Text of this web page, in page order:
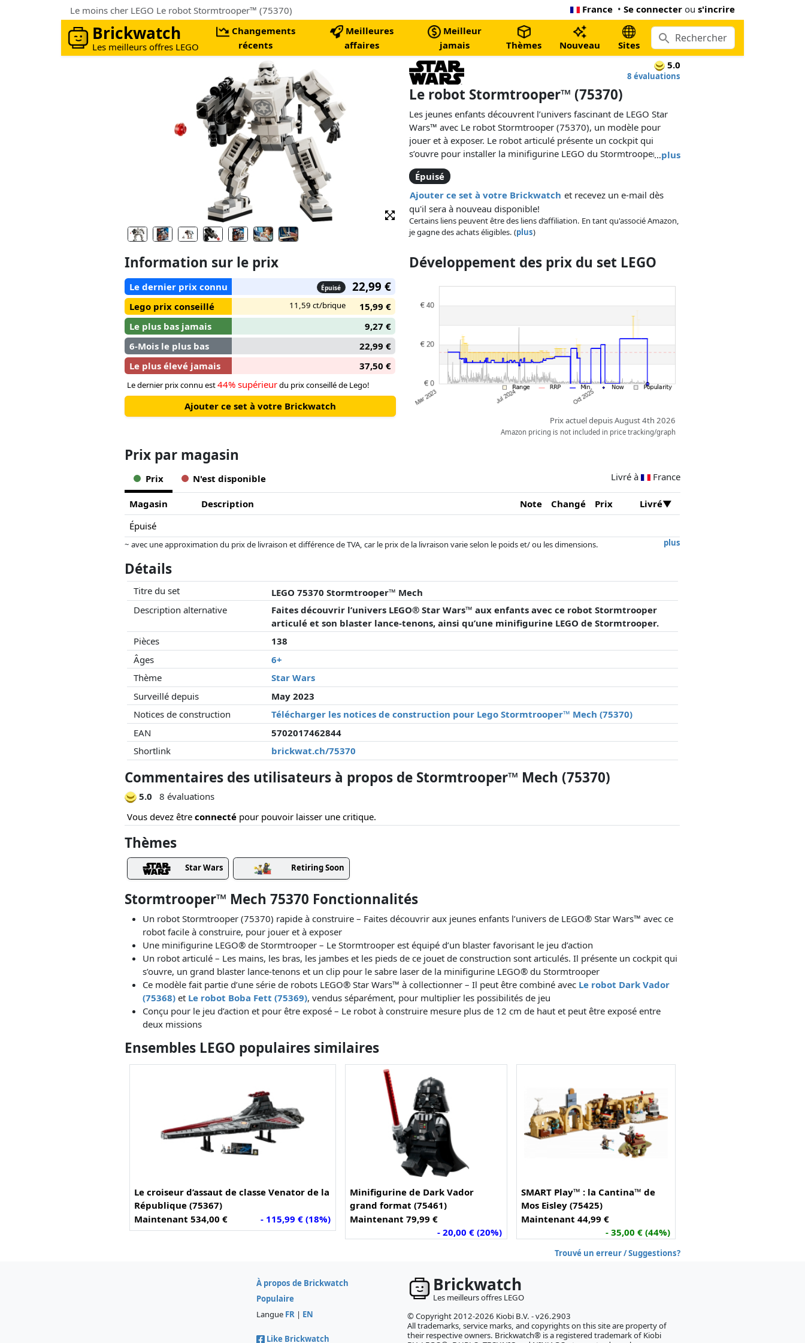
Le moins cher LEGO Le robot Stormtrooper™ (75370) France • Se connecter ou s'incrire
Brickwatch
Les meilleurs offres LEGO
Changements
récents
Meilleures
affaires
Meilleur
jamais
Thèmes Nouveau
Sites
5.0
8 évaluations
Le robot Stormtrooper™ (75370)
…plus
Les jeunes enfants découvrent l’univers fascinant de LEGO Star
Wars™ avec Le robot Stormtrooper (75370), un modèle pour
jouer et à exposer. Le robot articulé présente un cockpit qui
s’ouvre pour installer la minifigurine LEGO du Stormtrooper, un
clip pour son blaster et des mains articulées qui peuvent tenir le
gros blaster lance-tenons.
Épuisé
Ajouter ce set à votre Brickwatch et recevez un e-mail dès
qu'il sera à nouveau disponible!
Certains liens peuvent être des liens d’affiliation. En tant qu'associé Amazon,
je gagne des achats éligibles. (plus)
Information sur le prix
Le dernier prix connu Épuisé 22,99 €
Lego prix conseillé 11,59 ct/brique
15,99 €
Le plus bas jamais
9,27 €
6-Mois le plus bas
22,99 €
Le plus élevé jamais
37,50 €
Le dernier prix connu est44% supérieurdu prix conseillé de Lego!
Ajouter ce set à votre Brickwatch
Développement des prix du set LEGO
Prix actuel depuis August 4th 2026
Amazon pricing is not included in price tracking/graph
Prix ​​par magasin
Prix N'est disponible Livré à France
Magasin Description Note Changé Prix
Livré
Épuisé
plus
~ avec une approximation du prix de livraison et différence de TVA, car le prix de la livraison varie selon le poids et/ ou les dimensions.
aucune influence sur celui-ci. Ce n'est qu'à prix égaux que les réalisations historiques peuvent influencer l'ordre.
Détails
Titre du set
LEGO 75370 Stormtrooper™ Mech
Description alternative
Faites découvrir l’univers LEGO® Star Wars™ aux enfants avec ce robot Stormtrooper
articulé et son blaster lance-tenons, ainsi qu’une minifigurine LEGO de Stormtrooper.
Pièces
138
Âges
6+
Thème
Star Wars
Surveillé depuis
May 2023
Notices de construction
Télécharger les notices de construction pour Lego Stormtrooper™ Mech (75370)
EAN
5702017462844
Shortlink
brickwat.ch/75370
Commentaires des utilisateurs à propos de Stormtrooper™ Mech (75370)
5.0
8 évaluations
Vous devez être connecté pour pouvoir laisser une critique.
Thèmes
Star Wars Retiring Soon
Stormtrooper™ Mech 75370 Fonctionnalités
Un robot Stormtrooper (75370) rapide à construire – Faites découvrir aux jeunes enfants l’univers de LEGO® Star Wars™ avec ce
robot facile à construire, pour jouer et à exposer
Une minifigurine LEGO® de Stormtrooper – Le Stormtrooper est équipé d’un blaster favorisant le jeu d’action
Un robot articulé – Les mains, les bras, les jambes et les pieds de ce jouet de construction sont articulés. Il présente un cockpit qui
s’ouvre, un grand blaster lance-tenons et un clip pour le sabre laser de la minifigurine LEGO® du Stormtrooper
Ce modèle fait partie d’une série de robots LEGO® Star Wars™ à collectionner – Il peut être combiné avec Le robot Dark Vador
(75368) et Le robot Boba Fett (75369), vendus séparément, pour multiplier les possibilités de jeu
Conçu pour le jeu d’action et pour être exposé – Le robot à construire mesure plus de 12 cm de haut et peut être exposé entre
deux missions
Ensembles LEGO populaires similaires
Le croiseur d’assaut de classe Venator de la
République (75367)
Maintenant 534,00 €
- 115,99 € (18%)
Minifigurine de Dark Vador
grand format (75461)
Maintenant 79,99 €
- 20,00 € (20%)
SMART Play™ : la Cantina™ de
Mos Eisley (75425)
Maintenant 44,99 €
- 35,00 € (44%)
Trouvé un erreur / Suggestions?
À propos de Brickwatch
Populaire
Langue FR | EN
Like Brickwatch
Brickwatch
Les meilleurs offres LEGO
© Copyright 2012-2026 Kiobi B.V. - v26.2903
All trademarks, service marks, and copyrights on this site are property of
their respective owners. Brickwatch® is a registered trademark of Kiobi